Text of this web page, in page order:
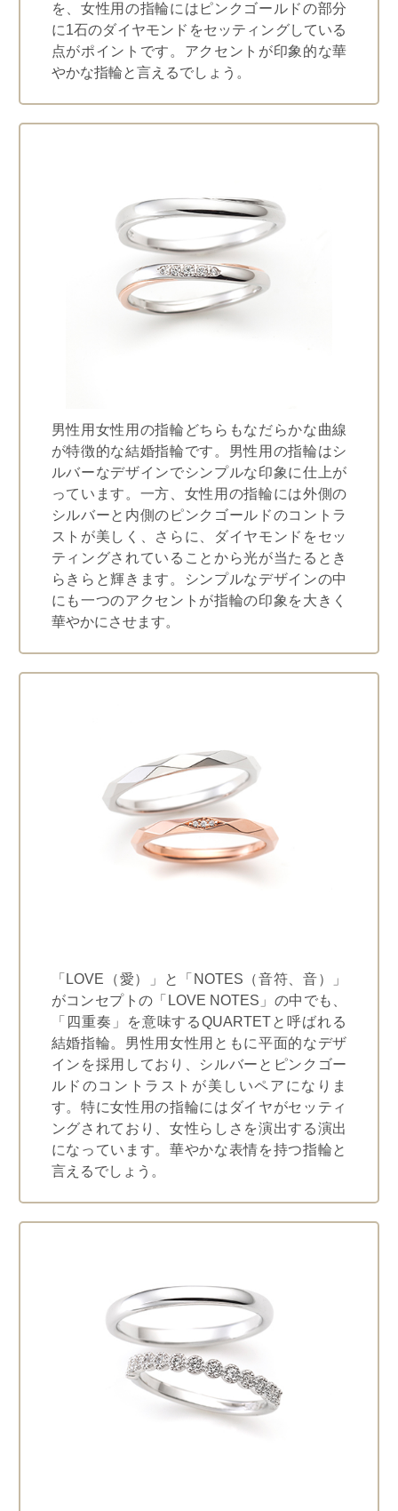
を、女性用の指輪にはピンクゴールドの部分
に1石のダイヤモンドをセッティングしている
点がポイントです。アクセントが印象的な華
やかな指輪と言えるでしょう。
男性用女性用の指輪どちらもなだらかな曲線
が特徴的な結婚指輪です。男性用の指輪はシ
ルバーなデザインでシンプルな印象に仕上が
っています。一方、女性用の指輪には外側の
シルバーと内側のピンクゴールドのコントラ
ストが美しく、さらに、ダイヤモンドをセッ
ティングされていることから光が当たるとき
らきらと輝きます。シンプルなデザインの中
にも一つのアクセントが指輪の印象を大きく
華やかにさせます。
「LOVE（愛）」と「NOTES（音符、音）」
がコンセプトの「LOVE NOTES」の中でも、
「四重奏」を意味するQUARTETと呼ばれる
結婚指輪。男性用女性用ともに平面的なデザ
インを採用しており、シルバーとピンクゴー
ルドのコントラストが美しいペアになりま
す。特に女性用の指輪にはダイヤがセッティ
ングされており、女性らしさを演出する演出
になっています。華やかな表情を持つ指輪と
言えるでしょう。